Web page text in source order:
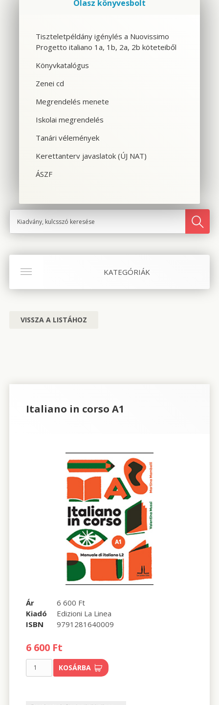
CSOPORTOS NYELVTANFOLYAM
SPANYOL TANFOLYAM OLASZOSOKNAK
CILS NYELVVIZSGA
SZINTFELMÉRÉS
KATEGÓRIÁK
VISSZA A LISTÁHOZ
Italiano in corso A1
Ár
6 600 Ft
Kiadó
Edizioni La Linea
ISBN
9791281640009
6 600 Ft
KOSÁRBA
Olasz könyvesbolt
Tiszteletpéldány igénylés a Nuovissimo
Progetto italiano 1a, 1b, 2a, 2b köteteiből
Könyvkatalógus
Zenei cd
Megrendelés menete
Iskolai megrendelés
Tanári vélemények
Kerettanterv javaslatok (ÚJ NAT)
ÁSZF